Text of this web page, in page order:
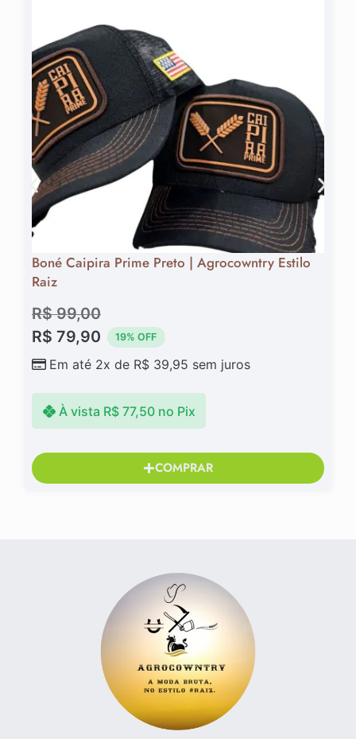
Boné Caipira Prime Preto | Agrocowntry Estilo
Raiz
R$99,00
R$ 79,90 19% OFF
Em até 2x de R$ 39,95 sem juros
À vista R$77,50 no Pix
COMPRAR